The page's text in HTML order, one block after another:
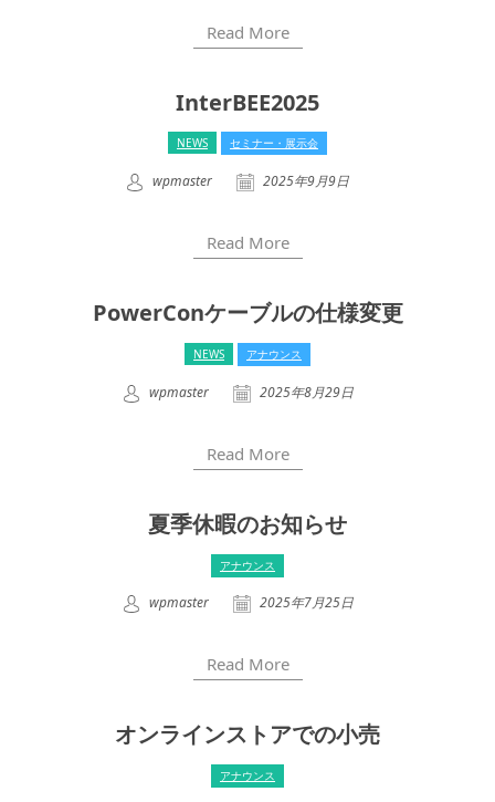
Read More
InterBEE2025
NEWS セミナー・展示会
wpmaster 2025年9月9日
Read More
PowerConケーブルの仕様変更
NEWS アナウンス
wpmaster 2025年8月29日
Read More
夏季休暇のお知らせ
アナウンス
wpmaster 2025年7月25日
Read More
オンラインストアでの小売
アナウンス